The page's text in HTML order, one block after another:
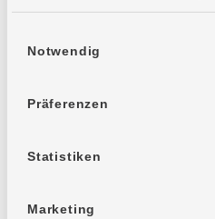
Notwendig
Präferenzen
Statistiken
Marketing
Kontaktformular